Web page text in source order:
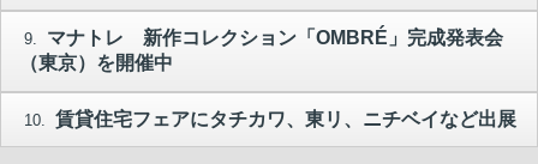
9.
マナトレ 新作コレクション「OMBRÉ」完成発表会
（東京）を開催中
10. 賃貸住宅フェアにタチカワ、東リ、ニチベイなど出展